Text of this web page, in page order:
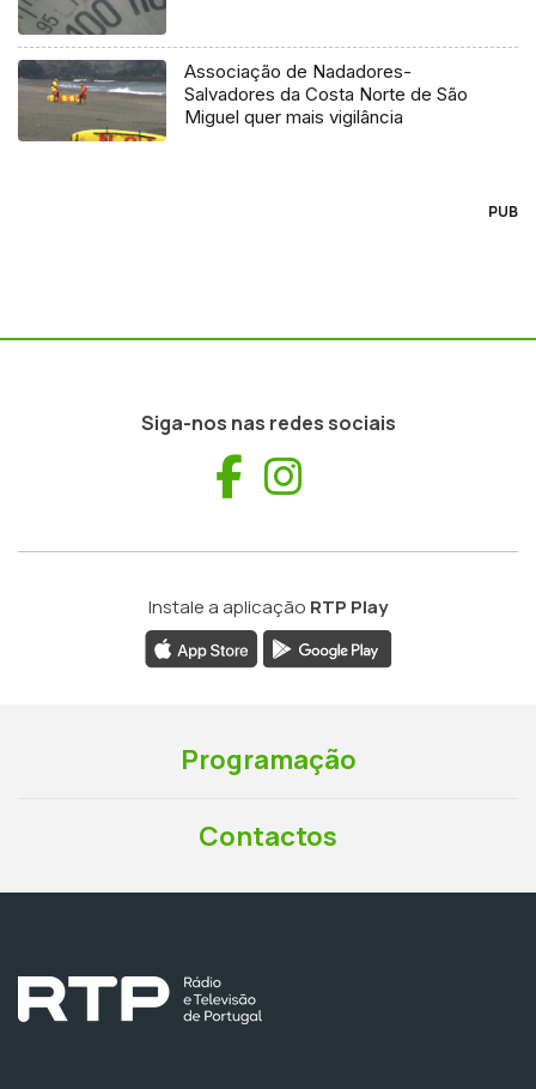
Associação de Nadadores-
Salvadores da Costa Norte de São
Miguel quer mais vigilância
PUB
Siga-nos nas redes sociais
Facebook
Instale a aplicação RTP Play
Programação
Contactos